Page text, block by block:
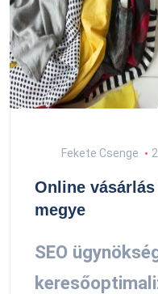
Fekete Csenge
Online
megye
SEO